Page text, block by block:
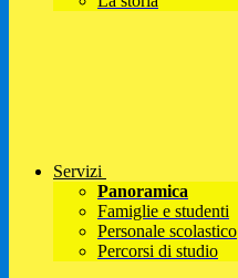
Servizi
Panoramica
Famiglie e studenti
Personale scolastico
Percorsi di studio